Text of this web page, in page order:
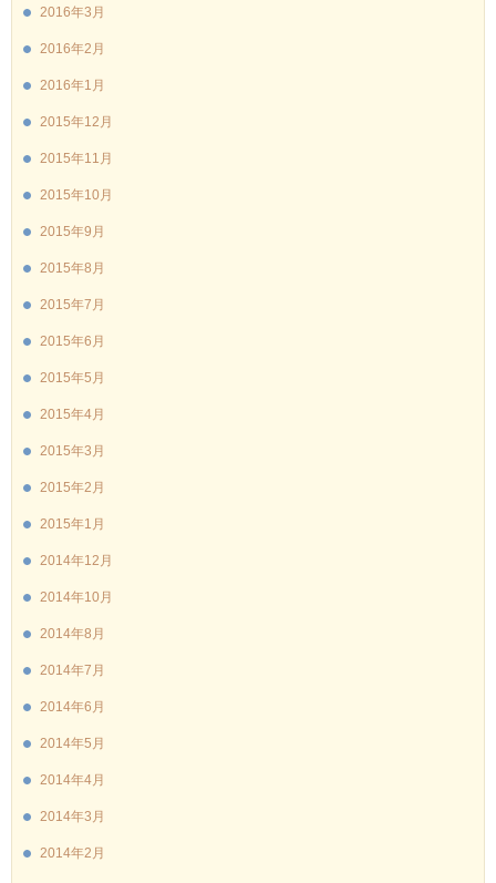
2016年3月
2016年2月
2016年1月
2015年12月
2015年11月
2015年10月
2015年9月
2015年8月
2015年7月
2015年6月
2015年5月
2015年4月
2015年3月
2015年2月
2015年1月
2014年12月
2014年10月
2014年8月
2014年7月
2014年6月
2014年5月
2014年4月
2014年3月
2014年2月